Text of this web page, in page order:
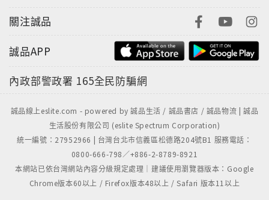
關注誠品
誠品APP
內政部警政署 165全民防騙網
誠品線上eslite.com - powered by 誠品生活 / 誠品書店 / 誠品物流 | 誠品
生活股份有限公司 (eslite Spectrum Corporation)
統一編號：27952966 | 台灣台北市信義區松德路204號B1 服務電話：
0800-666-798／+886-2-8789-8921
本網站已依台灣網站內容分級規定處理｜建議使用瀏覽器版本：Google
Chrome版本60以上 / Firefox版本48以上 / Safari 版本11以上